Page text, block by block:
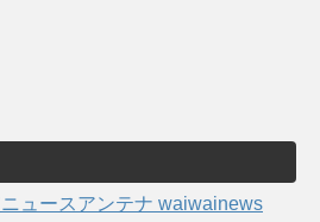
ュースアンテナ waiwainews